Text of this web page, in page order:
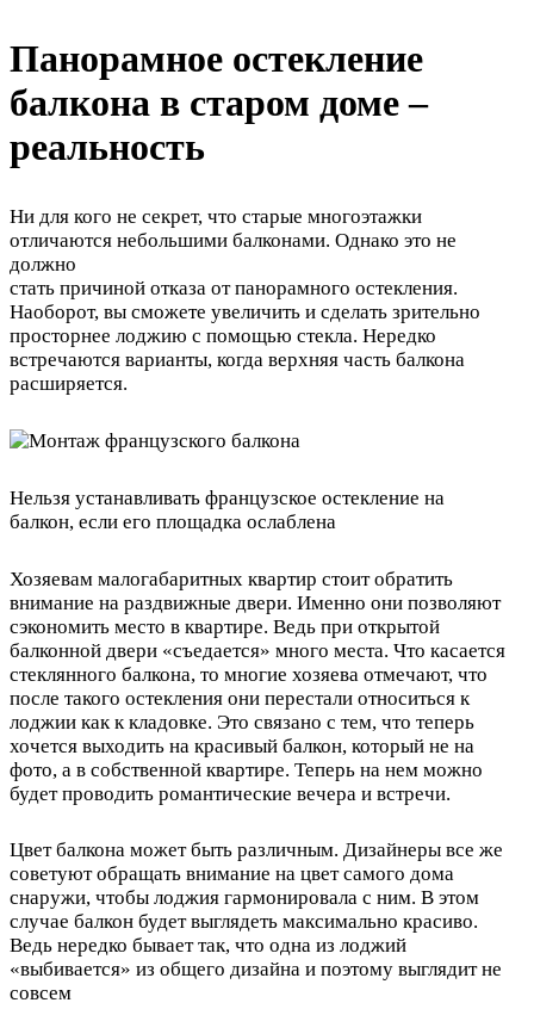
Панорамное остекление
балкона в старом доме –
реальность
Ни для кого не секрет, что старые многоэтажки
отличаются небольшими балконами. Однако это не
должно
стать причиной отказа от панорамного остекления.
Наоборот, вы сможете увеличить и сделать зрительно
просторнее лоджию с помощью стекла. Нередко
встречаются варианты, когда верхняя часть балкона
расширяется.
Нельзя устанавливать французское остекление на
балкон, если его площадка ослаблена
Хозяевам малогабаритных квартир стоит обратить
внимание на раздвижные двери. Именно они позволяют
сэкономить место в квартире. Ведь при открытой
балконной двери «съедается» много места. Что касается
стеклянного балкона, то многие хозяева отмечают, что
после такого остекления они перестали относиться к
лоджии как к кладовке. Это связано с тем, что теперь
хочется выходить на красивый балкон, который не на
фото, а в собственной квартире. Теперь на нем можно
будет проводить романтические вечера и встречи.
Цвет балкона может быть различным. Дизайнеры все же
советуют обращать внимание на цвет самого дома
снаружи, чтобы лоджия гармонировала с ним. В этом
случае балкон будет выглядеть максимально красиво.
Ведь нередко бывает так, что одна из лоджий
«выбивается» из общего дизайна и поэтому выглядит не
совсем